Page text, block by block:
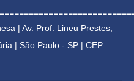
| Av. Prof. Lineu Prestes,
| São Paulo - SP | CEP: